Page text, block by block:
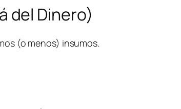
del Dinero)
(o menos) insumos.